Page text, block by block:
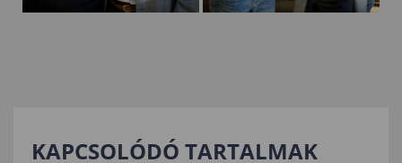
KAPCSOLÓDÓ TARTALMAK